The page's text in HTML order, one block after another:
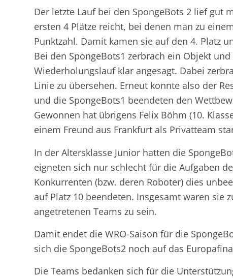
Der letzte Lauf bei den SpongeBots 2 lief gut
ersten 4 Plätze reicht, bei denen man zu
Punktzahl. Damit kamen sie auf den 4. Platz
Bei den SpongeBots1 zerbrach ein Objekt
Wiederholungslauf klar angesagt. Dabei
Linie zu übersehen. Erneut konnte also der
und die SpongeBots1 beendeten den
Gewonnen hat übrigens Felix Böhm (10.
einem Freund aus Frankfurt als Privatteam
In der Altersklasse Junior hatten die
eigneten sich nur schlecht für die Aufgaben
Konkurrenten (bzw. deren Roboter) dies
auf Platz 10 beendeten. Insgesamt waren
angetretenen Teams zu sein.
Damit endet die WRO-Saison für die
sich die SpongeBots2 noch auf das
Die Teams bedanken sich für die